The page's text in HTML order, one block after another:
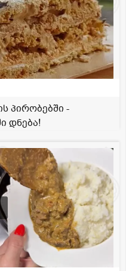
პირობებში -
დნება!